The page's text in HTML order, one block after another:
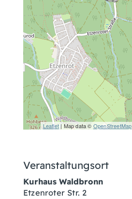
Leaflet| Map data © OpenStreetMap
Veranstaltungsort
Kurhaus Waldbronn
Etzenroter Str. 2